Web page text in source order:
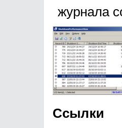
журнала
Ссылки